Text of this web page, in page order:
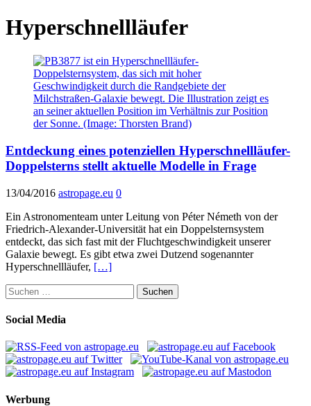
Hyperschnellläufer
Entdeckung eines potenziellen Hyperschnellläufer-
Doppelsterns stellt aktuelle Modelle in Frage
13/04/2016 astropage.eu 0
Ein Astronomenteam unter Leitung von Péter Németh von der
Friedrich-Alexander-Universität hat ein Doppelsternsystem
entdeckt, das sich fast mit der Fluchtgeschwindigkeit unserer
Galaxie bewegt. Es gibt etwa zwei Dutzend sogenannter
Hyperschnellläufer, […]
Suchen
nach:
Social Media
Werbung